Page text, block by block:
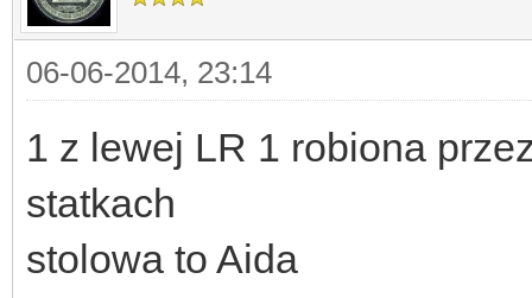
06-06-2014, 23:14
1 z lewej LR 1 robiona
statkach
stolowa to Aida